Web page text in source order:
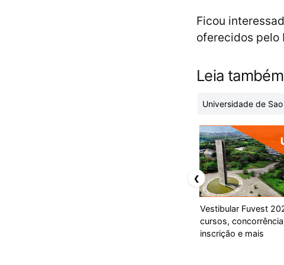
Ficou
oferecidos pelo
Leia também
Universidade de
Vestibular Fuvest
cursos,
inscrição e mais
❮